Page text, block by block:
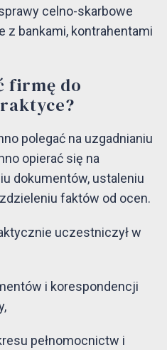
celno-skarbowe
z bankami, kontrahentami
firmę do
polegać na uzgadnianiu
opierać się na
dokumentów, ustaleniu
faktów od ocen.
uczestniczył w
i korespondencji
pełnomocnictw i